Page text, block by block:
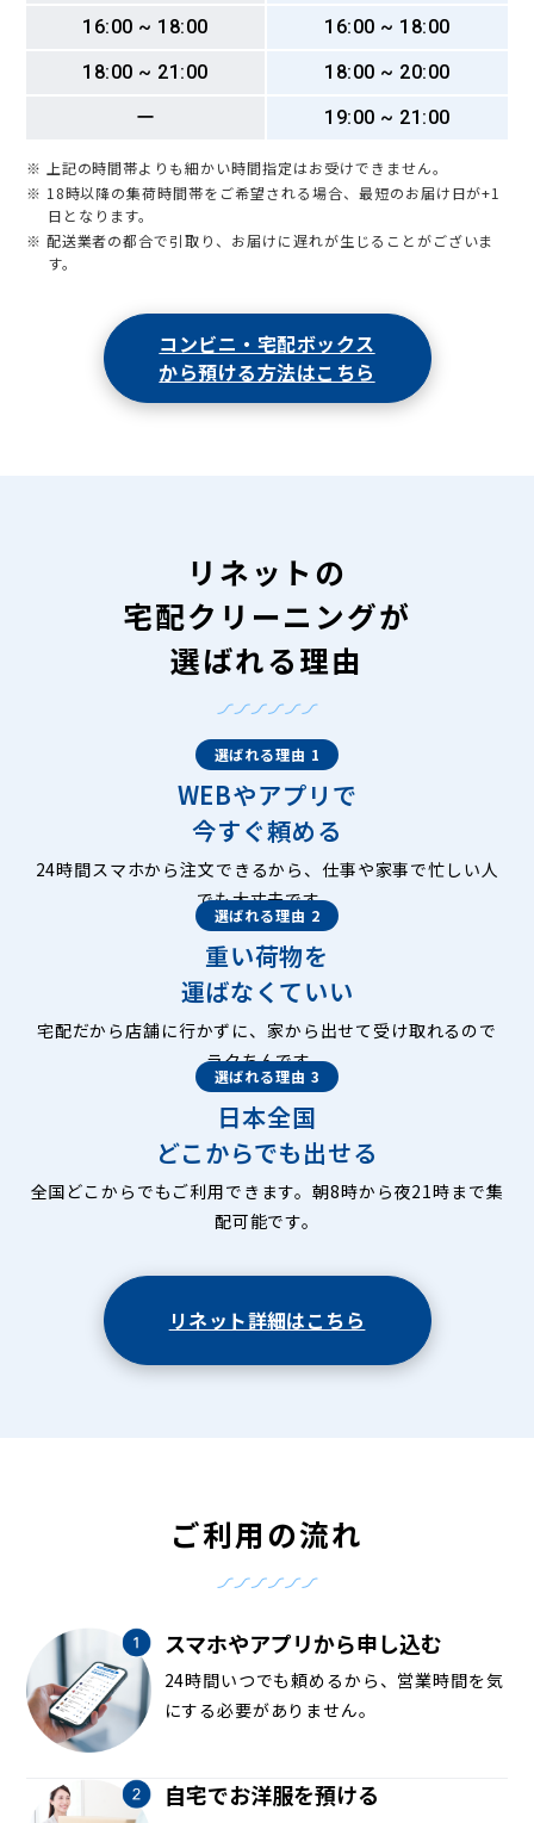
16:00 ~ 18:00
16:00 ~ 18:00
18:00 ~ 21:00
18:00 ~ 20:00
ー
19:00 ~ 21:00
※ 上記の時間帯よりも細かい時間指定はお受けできません。
※ 18時以降の集荷時間帯をご希望される場合、最短のお届け日が+1
日となります。
※ 配送業者の都合で引取り、お届けに遅れが生じることがございま
す。
コンビニ・宅配ボックス
から預ける方法はこちら
リネットの
宅配クリーニングが
選ばれる理由
選ばれる理由 1
WEBやアプリで
今すぐ頼める
24時間スマホから注文できるから、仕事や家事で忙しい人
でも大丈夫です。
選ばれる理由 2
重い荷物を
運ばなくていい
宅配だから店舗に行かずに、家から出せて受け取れるので
ラクちんです。
選ばれる理由 3
日本全国
どこからでも出せる
全国どこからでもご利用できます。朝8時から夜21時まで集
配可能です。
リネット詳細はこちら
ご利用の流れ
スマホやアプリから申し込む
24時間いつでも頼めるから、営業時間を気
にする必要がありません。
自宅でお洋服を預ける